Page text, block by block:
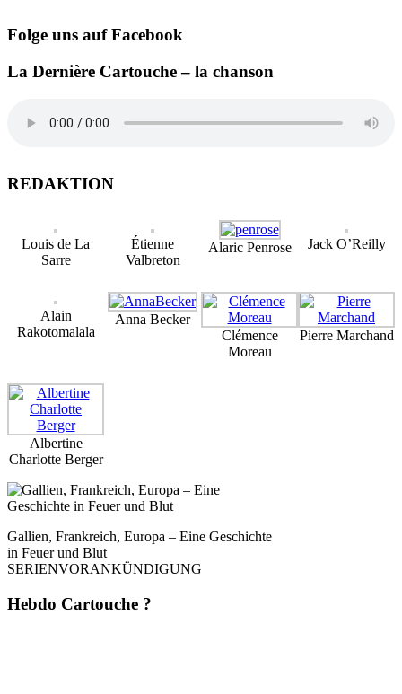
Folge uns auf Facebook
La Dernière Cartouche – la chanson
REDAKTION
Louis de La
Sarre
Étienne
Valbreton
Alaric Penrose Jack O’Reilly
Alain
Rakotomalala
Anna Becker
Clémence
Moreau
Pierre Marchand
Albertine
Charlotte Berger
Gallien, Frankreich, Europa – Eine Geschichte
in Feuer und Blut
SERIENVORANKÜNDIGUNG
Hebdo Cartouche ?